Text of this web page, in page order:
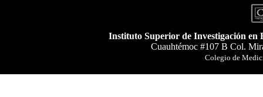
Instituto Superior de Investigación
Cuauhtémoc #107 B Col.
Colegio de